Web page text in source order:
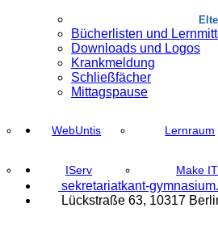
Bücherlisten und
Downloads und Logos
Krankmeldung
Schließfächer
Mittagspause
WebUntis Lernraum
IServ Make IT
sekretariat@
kant-gymnasium
Lückstraße 63, 10317